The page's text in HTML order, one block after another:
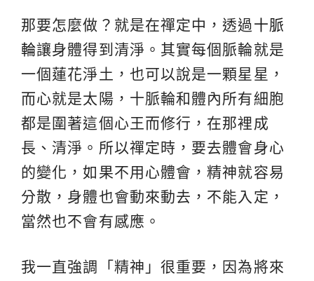
那要怎麼做？就是在禪定中，透過十脈
輪讓身體得到清淨。其實每個脈輪就是
一個蓮花淨土，也可以說是一顆星星，
而心就是太陽，十脈輪和體內所有細胞
都是圍著這個心王而修行，在那裡成
長、清淨。所以禪定時，要去體會身心
的變化，如果不用心體會，精神就容易
分散，身體也會動來動去，不能入定，
當然也不會有感應。
我一直強調「精神」很重要，因為將來